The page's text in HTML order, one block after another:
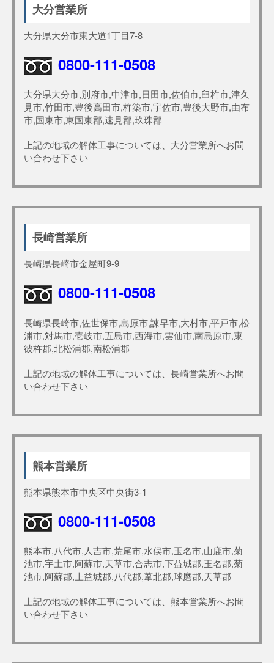
大分営業所
大分県大分市東大道1丁目7-8
0800-111-0508
大分県大分市,別府市,中津市,日田市,佐伯市,臼杵市,津久
見市,竹田市,豊後高田市,杵築市,宇佐市,豊後大野市,由布
市,国東市,東国東郡,速見郡,玖珠郡
上記の地域の解体工事については、大分営業所へお問
い合わせ下さい
長崎営業所
長崎県長崎市金屋町9-9
0800-111-0508
長崎県長崎市,佐世保市,島原市,諫早市,大村市,平戸市,松
浦市,対馬市,壱岐市,五島市,西海市,雲仙市,南島原市,東
彼杵郡,北松浦郡,南松浦郡
上記の地域の解体工事については、長崎営業所へお問
い合わせ下さい
熊本営業所
熊本県熊本市中央区中央街3-1
0800-111-0508
熊本市,八代市,人吉市,荒尾市,水俣市,玉名市,山鹿市,菊
池市,宇土市,阿蘇市,天草市,合志市,下益城郡,玉名郡,菊
池市,阿蘇郡,上益城郡,八代郡,葦北郡,球磨郡,天草郡
上記の地域の解体工事については、熊本営業所へお問
い合わせ下さい